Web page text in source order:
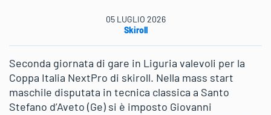
05 LUGLIO 2026
Skiroll
Seconda giornata di gare in Liguria valevoli per la
Coppa Italia NextPro di skiroll. Nella mass start
maschile disputata in tecnica classica a Santo
Stefano d’Aveto (Ge) si è imposto Giovanni